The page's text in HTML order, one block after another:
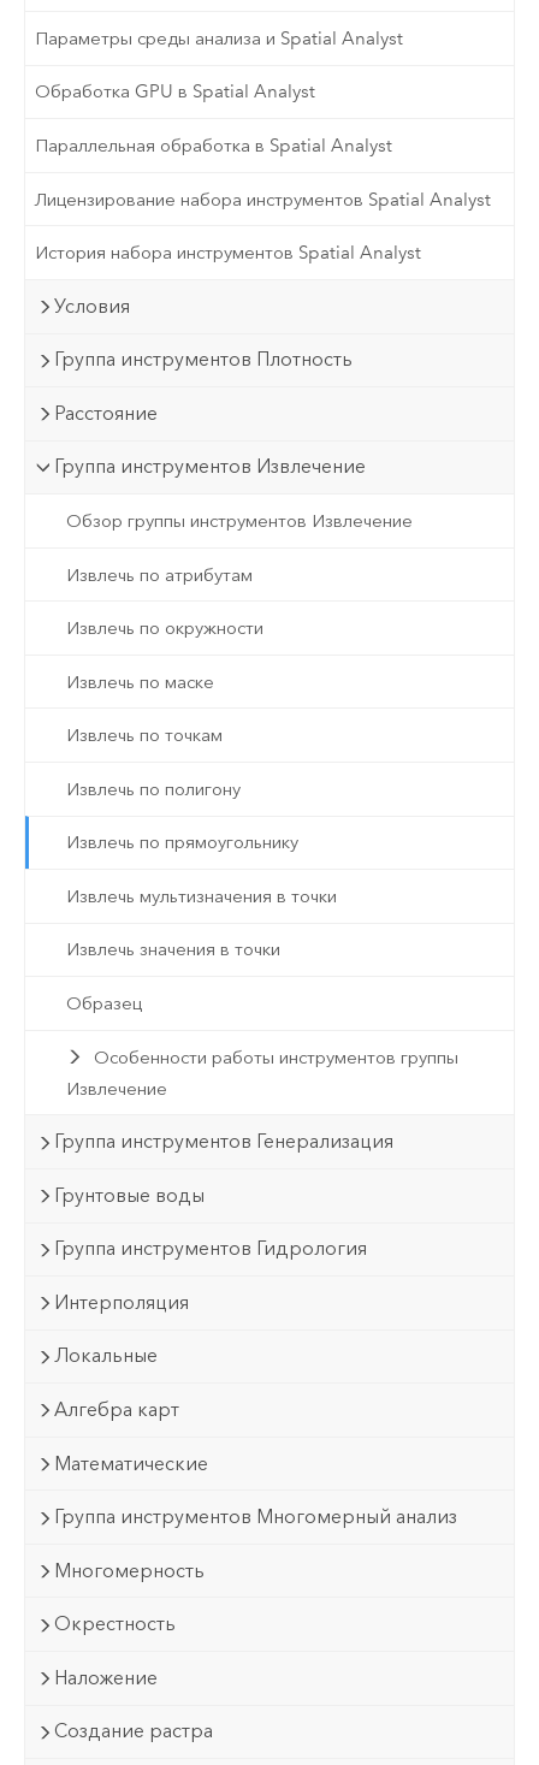
Параметры среды анализа и Spatial Analyst
Обработка GPU в Spatial Analyst
Параллельная обработка в Spatial Analyst
Лицензирование набора инструментов Spatial Analyst
История набора инструментов Spatial Analyst
Условия
Группа инструментов Плотность
Расстояние
Группа инструментов Извлечение
Обзор группы инструментов Извлечение
Извлечь по атрибутам
Извлечь по окружности
Извлечь по маске
Извлечь по точкам
Извлечь по полигону
Извлечь по прямоугольнику
Извлечь мультизначения в точки
Извлечь значения в точки
Образец
Особенности работы инструментов группы
Извлечение
Группа инструментов Генерализация
Грунтовые воды
Группа инструментов Гидрология
Интерполяция
Локальные
Алгебра карт
Математические
Группа инструментов Многомерный анализ
Многомерность
Окрестность
Наложение
Создание растра